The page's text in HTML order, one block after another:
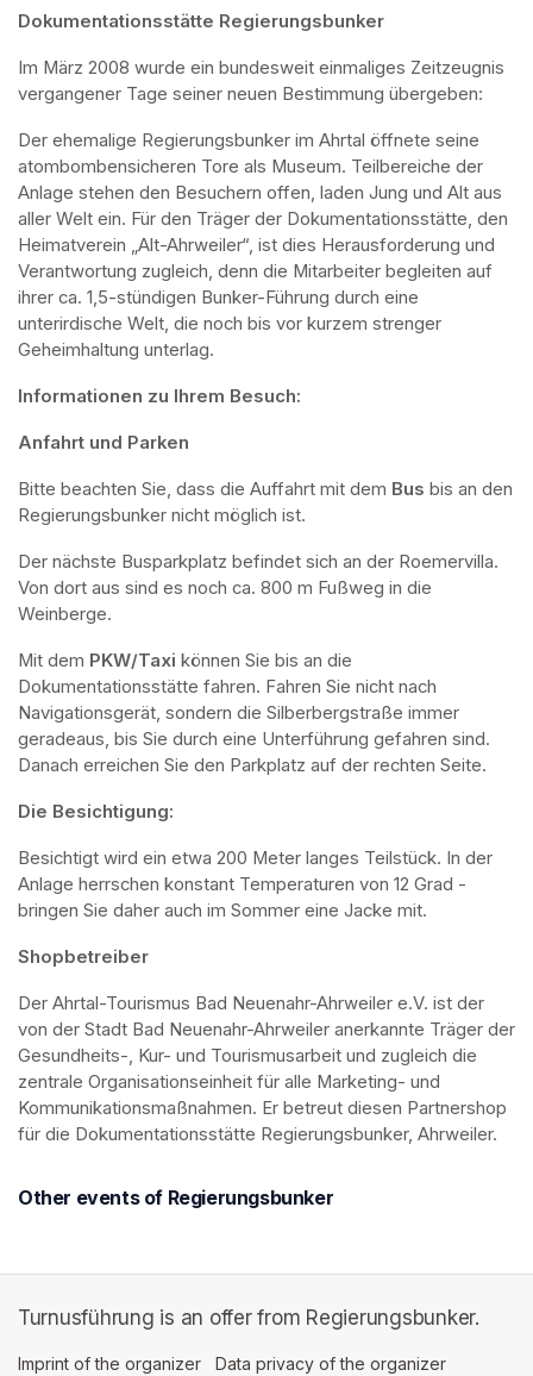
Dokumentationsstätte Regierungsbunker
Im März 2008 wurde ein bundesweit einmaliges Zeitzeugnis
vergangener Tage seiner neuen Bestimmung übergeben:
Der ehemalige Regierungsbunker im Ahrtal öffnete seine
atombombensicheren Tore als Museum. Teilbereiche der
Anlage stehen den Besuchern offen, laden Jung und Alt aus
aller Welt ein. Für den Träger der Dokumentationsstätte, den
Heimatverein „Alt-Ahrweiler“, ist dies Herausforderung und
Verantwortung zugleich, denn die Mitarbeiter begleiten auf
ihrer ca. 1,5-stündigen Bunker-Führung durch eine
unterirdische Welt, die noch bis vor kurzem strenger
Geheimhaltung unterlag.
Informationen zu Ihrem Besuch:
Anfahrt und Parken
Bitte beachten Sie, dass die Auffahrt mit dem Bus bis an den
Regierungsbunker nicht möglich ist.
Der nächste Busparkplatz befindet sich an der Roemervilla.
Von dort aus sind es noch ca. 800 m Fußweg in die
Weinberge.
Mit dem PKW/Taxi können Sie bis an die
Dokumentationsstätte fahren. Fahren Sie nicht nach
Navigationsgerät, sondern die Silberbergstraße immer
geradeaus, bis Sie durch eine Unterführung gefahren sind.
Danach erreichen Sie den Parkplatz auf der rechten Seite.
Die Besichtigung:
Besichtigt wird ein etwa 200 Meter langes Teilstück. In der
Anlage herrschen konstant Temperaturen von 12 Grad -
bringen Sie daher auch im Sommer eine Jacke mit.
Shopbetreiber
Der Ahrtal-Tourismus Bad Neuenahr-Ahrweiler e.V. ist der
von der Stadt Bad Neuenahr-Ahrweiler anerkannte Träger der
Gesundheits-, Kur- und Tourismusarbeit und zugleich die
zentrale Organisationseinheit für alle Marketing- und
Kommunikationsmaßnahmen. Er betreut diesen Partnershop
für die Dokumentationsstätte Regierungsbunker, Ahrweiler.
Other events of Regierungsbunker
Turnusführung is an offer from Regierungsbunker.
Imprint of the organizer (opens in a new tab)
Data privacy of the organizer